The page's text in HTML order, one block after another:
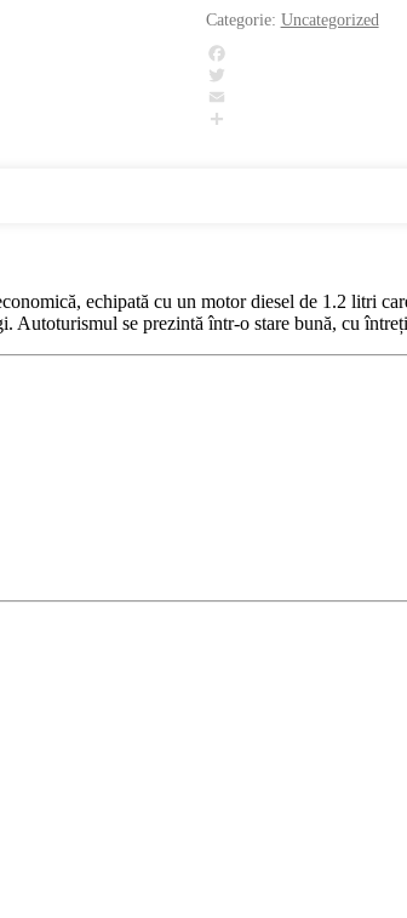
1.2
Diesel,
75
HP,
cutie
manuala,
Euro
Categorie: Uncategorized
Facebook
Twitter
Email
echipată cu un motor diesel de 1.2 litri
Autoturismul se prezintă într-o stare bună, cu